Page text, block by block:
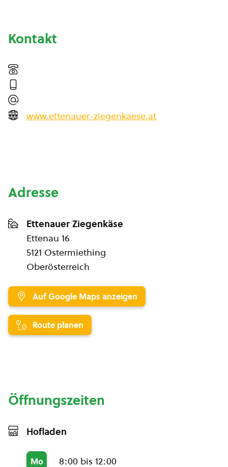
Kontakt
www.ettenauer-ziegenkaese.at
Adresse
Ettenauer Ziegenkäse
Ettenau 16
5121 Ostermiething
Oberösterreich
Auf Google Maps anzeigen
Route planen
Öffnungszeiten
Hofladen
Mo 8:00 bis 12:00